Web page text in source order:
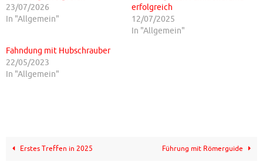
23/07/2026
In "Allgemein"
erfolgreich
12/07/2025
In "Allgemein"
Fahndung mit Hubschrauber
22/05/2023
In "Allgemein"
Erstes Treffen in 2025 Führung mit Römerguide